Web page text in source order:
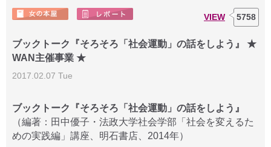
VIEW 5758
ブックトーク『そろそろ「社会運動」の話をしよう』 ★
WAN主催事業 ★
2017.02.07 Tue
ブックトーク『そろそろ「社会運動」の話をしよう』
（編著：田中優子・法政大学社会学部「社会を変えるた
めの実践編」講座、明石書店、2014年）